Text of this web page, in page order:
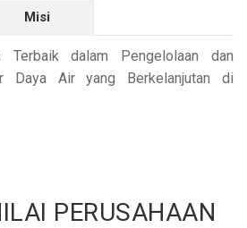
Misi
Terbaik dalam Pengelolaan dan
Daya Air yang Berkelanjutan di
PERUSAHAAN